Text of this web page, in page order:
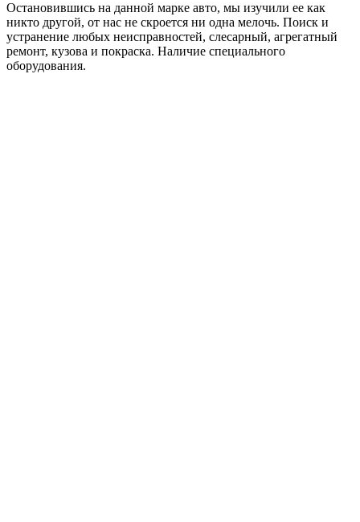
Остановившись на данной марке авто, мы изучили ее как
никто другой, от нас не скроется ни одна мелочь. Поиск и
устранение любых неисправностей, слесарный, агрегатный
ремонт, кузова и покраска. Наличие специального
оборудования.